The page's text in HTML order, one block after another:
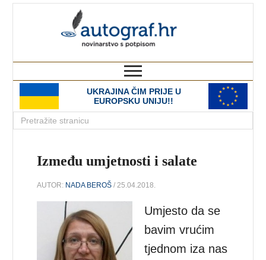
UKRAJINA ČIM PRIJE U
EUROPSKU UNIJU!!
Između umjetnosti i salate
AUTOR: NADA BEROŠ / 25.04.2018.
Umjesto da se
bavim vrućim
tjednom iza nas